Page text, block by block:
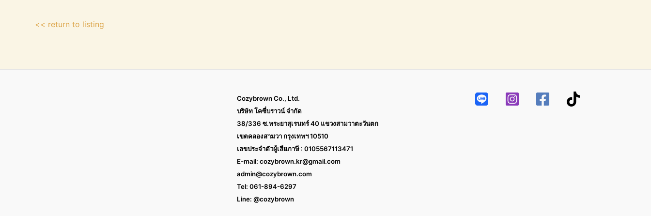
<< return to listing
Cozybrown Co., Ltd.
บริษัท โคซี่บราวน์ จำกัด
38/336 ซ.พระยาสุเรนทร์ 40 แขวงสามวาตะวันตก
เขตคลองสามวา กรุงเทพฯ 10510
เลขประจำตัวผู้เสียภาษี : 0105567113471
E-mail: cozybrown.kr@gmail.com
admin@cozybrown.com
Tel: 061-894-6297
Line: @cozybrown